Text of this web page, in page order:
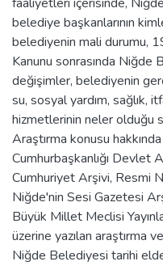
belediye başkanlarının
belediyenin mali durumu,
Kanunu sonrasında Niğde
değişimler, belediyenin
su, sosyal yardım, sağlık,
hizmetlerinin neler olduğu
Araştırma konusu
Cumhurbaşkanlığı Devlet
Cumhuriyet Arşivi, Resmi
Niğde'nin Sesi Gazetesi
Büyük Millet Meclisi
üzerine yazılan araştırma
Niğde Belediyesi tarihi